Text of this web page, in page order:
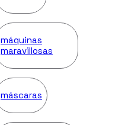
máquinas
maravillosas
máscaras